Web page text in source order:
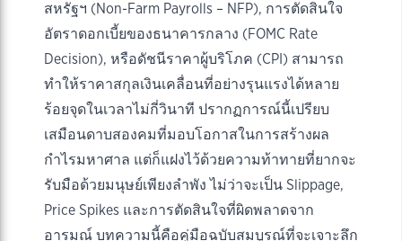
สหรัฐฯ (Non-Farm Payrolls – NFP), การตัดสินใจ
อัตราดอกเบี้ยของธนาคารกลาง (FOMC Rate
Decision), หรือดัชนีราคาผู้บริโภค (CPI) สามารถ
ทำให้ราคาสกุลเงินเคลื่อนที่อย่างรุนแรงได้หลาย
ร้อยจุดในเวลาไม่กี่วินาที ปรากฏการณ์นี้เปรียบ
เสมือนดาบสองคมที่มอบโอกาสในการสร้างผล
กำไรมหาศาล แต่ก็แฝงไว้ด้วยความท้าทายที่ยากจะ
รับมือด้วยมนุษย์เพียงลำพัง ไม่ว่าจะเป็น Slippage,
Price Spikes และการตัดสินใจที่ผิดพลาดจาก
อารมณ์ บทความนี้คือคู่มือฉบับสมบูรณ์ที่จะเจาะลึก